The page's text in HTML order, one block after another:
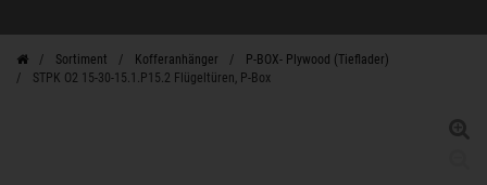
Sortiment Kofferanhänger
P-BOX- Plywood (Tieflader)
STPK O2 15-30-15.1.P15.2 Flügeltüren, P-Box